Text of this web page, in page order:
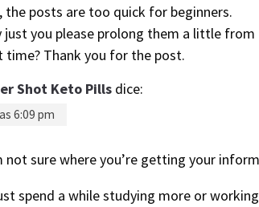
the posts are too quick for beginners.
just you please prolong them a little from
time? Thank you for the post.
Shot Keto Pills dice:
6:09 pm
not sure where you’re getting your
spend a while studying more or